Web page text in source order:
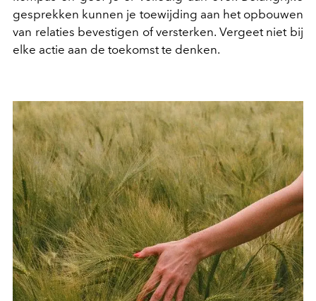
gesprekken kunnen je toewijding aan het opbouwen
van relaties bevestigen of versterken. Vergeet niet bij
elke actie aan de toekomst te denken.